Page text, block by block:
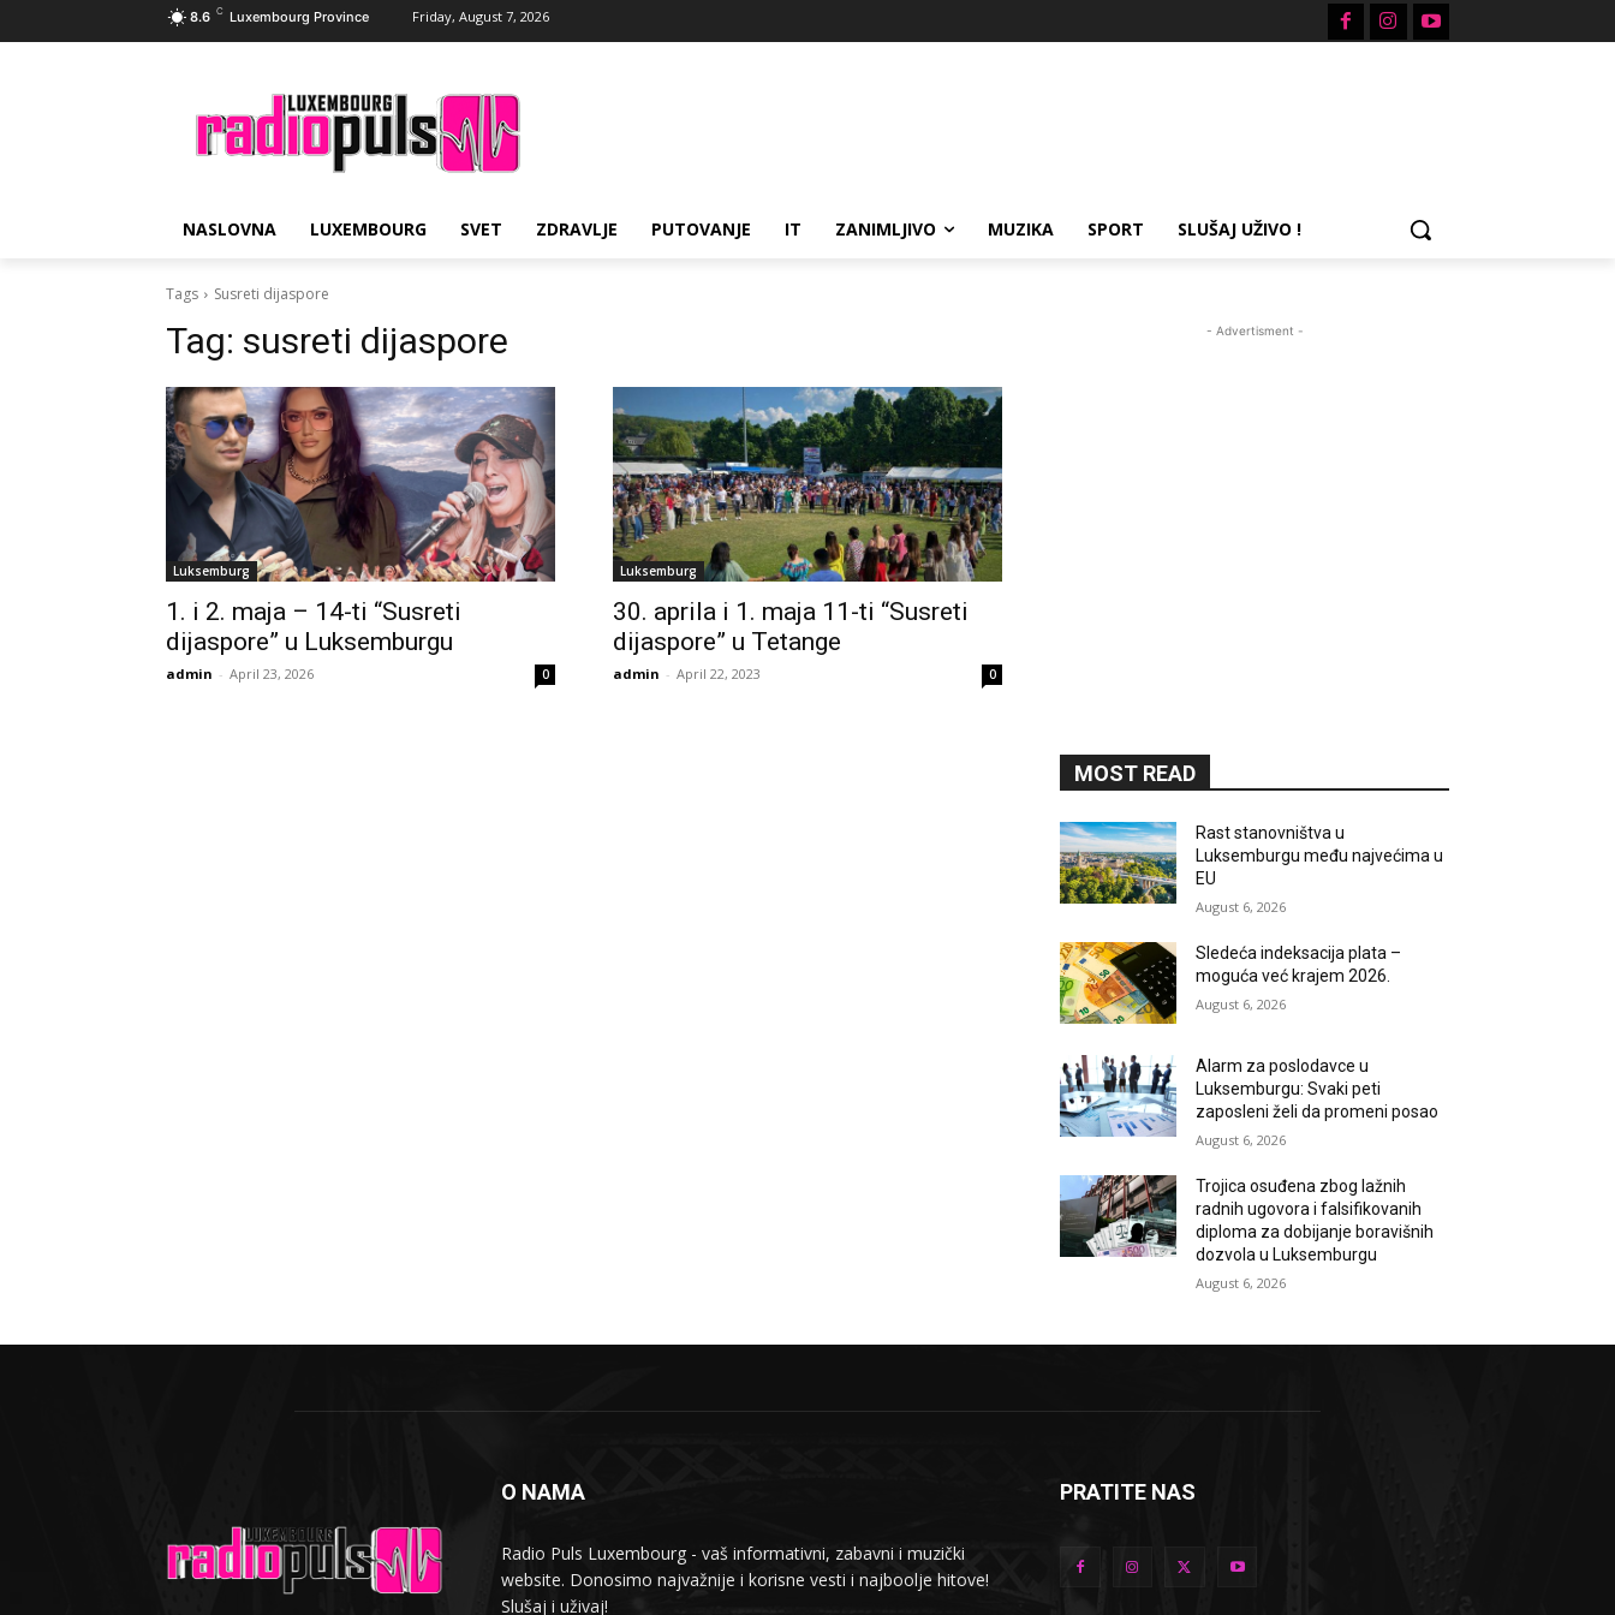
8.6 C Luxembourg Province Friday, August 7, 2026
NASLOVNA LUXEMBOURG SVET ZDRAVLJE PUTOVANJE IT ZANIMLJIVO MUZIKA SPORT SLUŠAJ UŽIVO !
Tags Susreti dijaspore
Tag: susreti dijaspore
Luksemburg
1. i 2. maja – 14-ti “Susreti
dijaspore” u Luksemburgu
admin - April 23, 2026 0
Luksemburg
30. aprila i 1. maja 11-ti “Susreti
dijaspore” u Tetange
admin - April 22, 2023 0
- Advertisment -
MOST READ
Rast stanovništva u
Luksemburgu među najvećima u
EU
August 6, 2026
Sledeća indeksacija plata –
moguća već krajem 2026.
August 6, 2026
Alarm za poslodavce u
Luksemburgu: Svaki peti
zaposleni želi da promeni posao
August 6, 2026
Trojica osuđena zbog lažnih
radnih ugovora i falsifikovanih
diploma za dobijanje boravišnih
dozvola u Luksemburgu
August 6, 2026
O NAMA
Radio Puls Luxembourg - vaš informativni, zabavni i muzički
website. Donosimo najvažnije i korisne vesti i najboolje hitove!
Slušaj i uživaj!
PRATITE NAS